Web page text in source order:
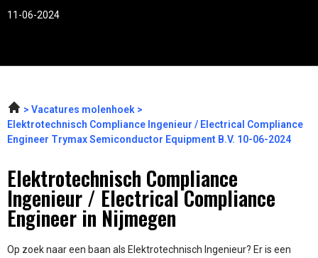
11-06-2024
Vacatures molenhoek
Elektrotechnisch Compliance Ingenieur / Electrical Compliance
Engineer Trymax Semiconductor Equipment B.V. 10-06-2024
Elektrotechnisch Compliance
Ingenieur / Electrical Compliance
Engineer in Nijmegen
Op zoek naar een baan als Elektrotechnisch Ingenieur? Er is een